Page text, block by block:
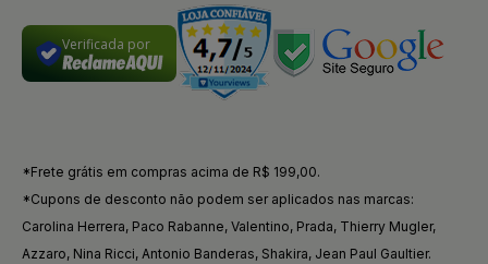
Verificada por
*Frete grátis em compras acima de R$ 199,00.
*Cupons de desconto não podem ser aplicados nas marcas:
Carolina Herrera, Paco Rabanne, Valentino, Prada, Thierry Mugler,
Azzaro, Nina Ricci, Antonio Banderas, Shakira, Jean Paul Gaultier.